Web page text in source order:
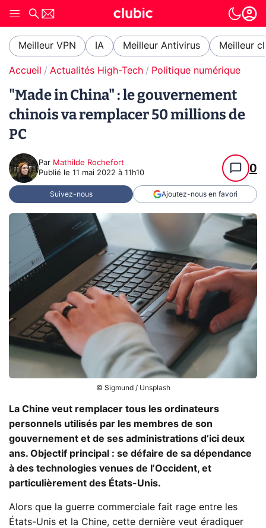
Meilleur VPN IA Meilleur Antivirus Meilleur
Accueil Actualités High-Tech Politique numérique
"Made in China" : le gouvernement
chinois va remplacer 50 millions de
PC
Par Mathilde Rochefort
Publié le 11 mai 2022 à 11h10 0
Suivez-nous Ajoutez-nous en favori
© Sigmund / Unsplash
La Chine veut remplacer tous les ordinateurs
personnels utilisés par les membres de son
gouvernement et de ses administrations d’ici deux
ans. Objectif principal : se défaire de sa dépendance
à des technologies venues de l’Occident, et
particulièrement des États-Unis.
Alors que la guerre commerciale fait rage entre les
États-Unis et la Chine, cette dernière veut éradiquer